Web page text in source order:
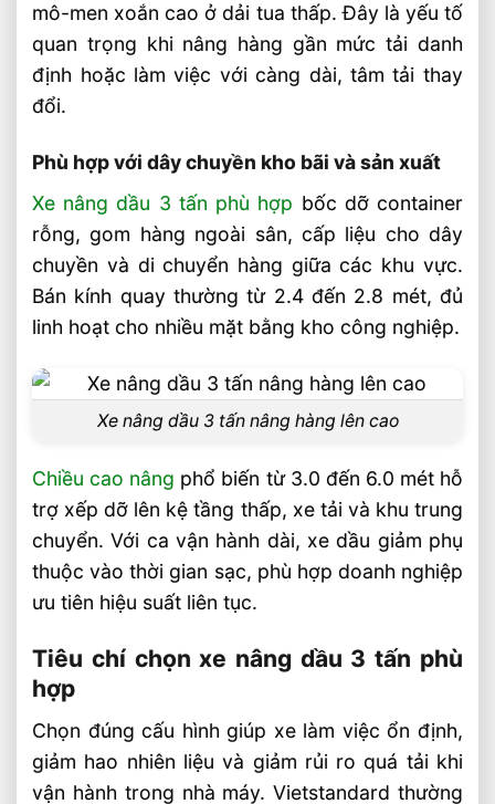
mô-men xoắn cao ở dải tua thấp. Đây là yếu tố
quan trọng khi nâng hàng gần mức tải danh
định hoặc làm việc với càng dài, tâm tải thay
đổi.
Phù hợp với dây chuyền kho bãi và sản xuất
Xe nâng dầu 3 tấn phù hợp bốc dỡ container
rỗng, gom hàng ngoài sân, cấp liệu cho dây
chuyền và di chuyển hàng giữa các khu vực.
Bán kính quay thường từ 2.4 đến 2.8 mét, đủ
linh hoạt cho nhiều mặt bằng kho công nghiệp.
Xe nâng dầu 3 tấn nâng hàng lên cao
Chiều cao nâng phổ biến từ 3.0 đến 6.0 mét hỗ
trợ xếp dỡ lên kệ tầng thấp, xe tải và khu trung
chuyển. Với ca vận hành dài, xe dầu giảm phụ
thuộc vào thời gian sạc, phù hợp doanh nghiệp
ưu tiên hiệu suất liên tục.
Tiêu chí chọn xe nâng dầu 3 tấn phù
hợp
Chọn đúng cấu hình giúp xe làm việc ổn định,
giảm hao nhiên liệu và giảm rủi ro quá tải khi
vận hành trong nhà máy. Vietstandard thường